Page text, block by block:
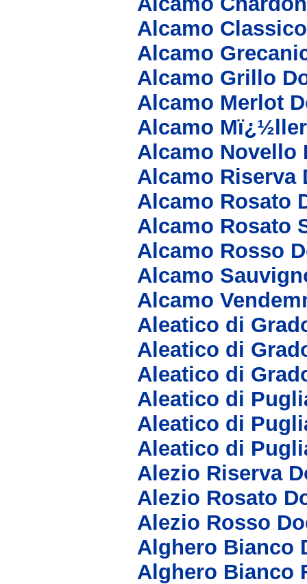
Alcamo
Alcamo
Alcamo Grillo
Alcamo Merlot
Alcamo
Alcamo Novello
Alcamo Riserva
Alcamo Rosato
Alcamo Rosato
Alcamo Rosso
Alcamo
Alcamo
Aleatico di
Aleatico di
Aleatico di
Aleatico di
Aleatico di
Aleatico di
Alezio Riserva
Alezio Rosato
Alezio Rosso
Alghero Bianco
Alghero Bianco